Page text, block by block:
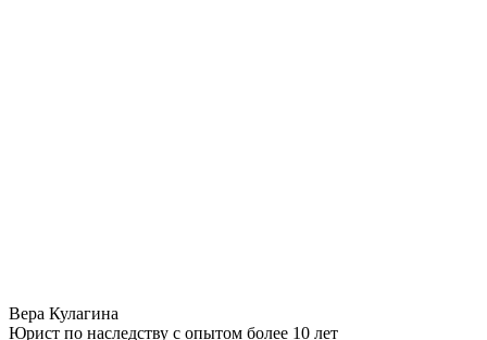
Вера Кулагина
Юрист по наследству с опытом более 10 лет